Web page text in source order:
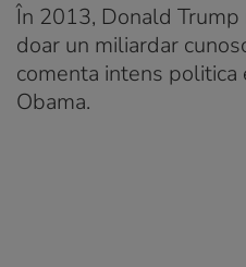
În 2013, Donald Trump
doar un miliardar
comenta intens politica
Obama.